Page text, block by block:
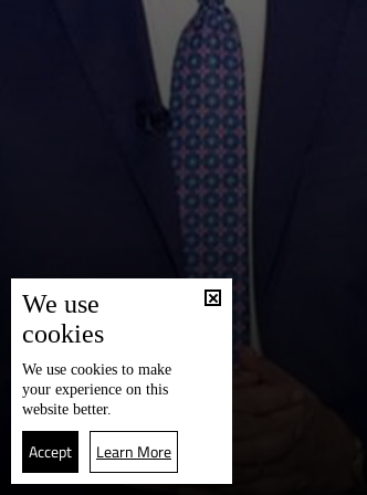
We use
cookies
We use cookies to make
your experience on this
website better.
Accept Learn More